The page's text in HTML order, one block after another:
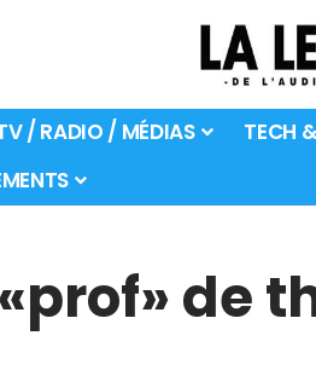
/ RADIO / MÉDIAS TECH
de